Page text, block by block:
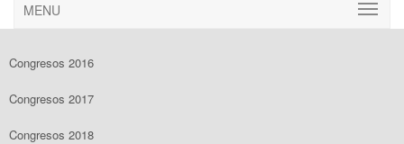
MENU
Congresos 2016
Congresos 2017
Congresos 2018